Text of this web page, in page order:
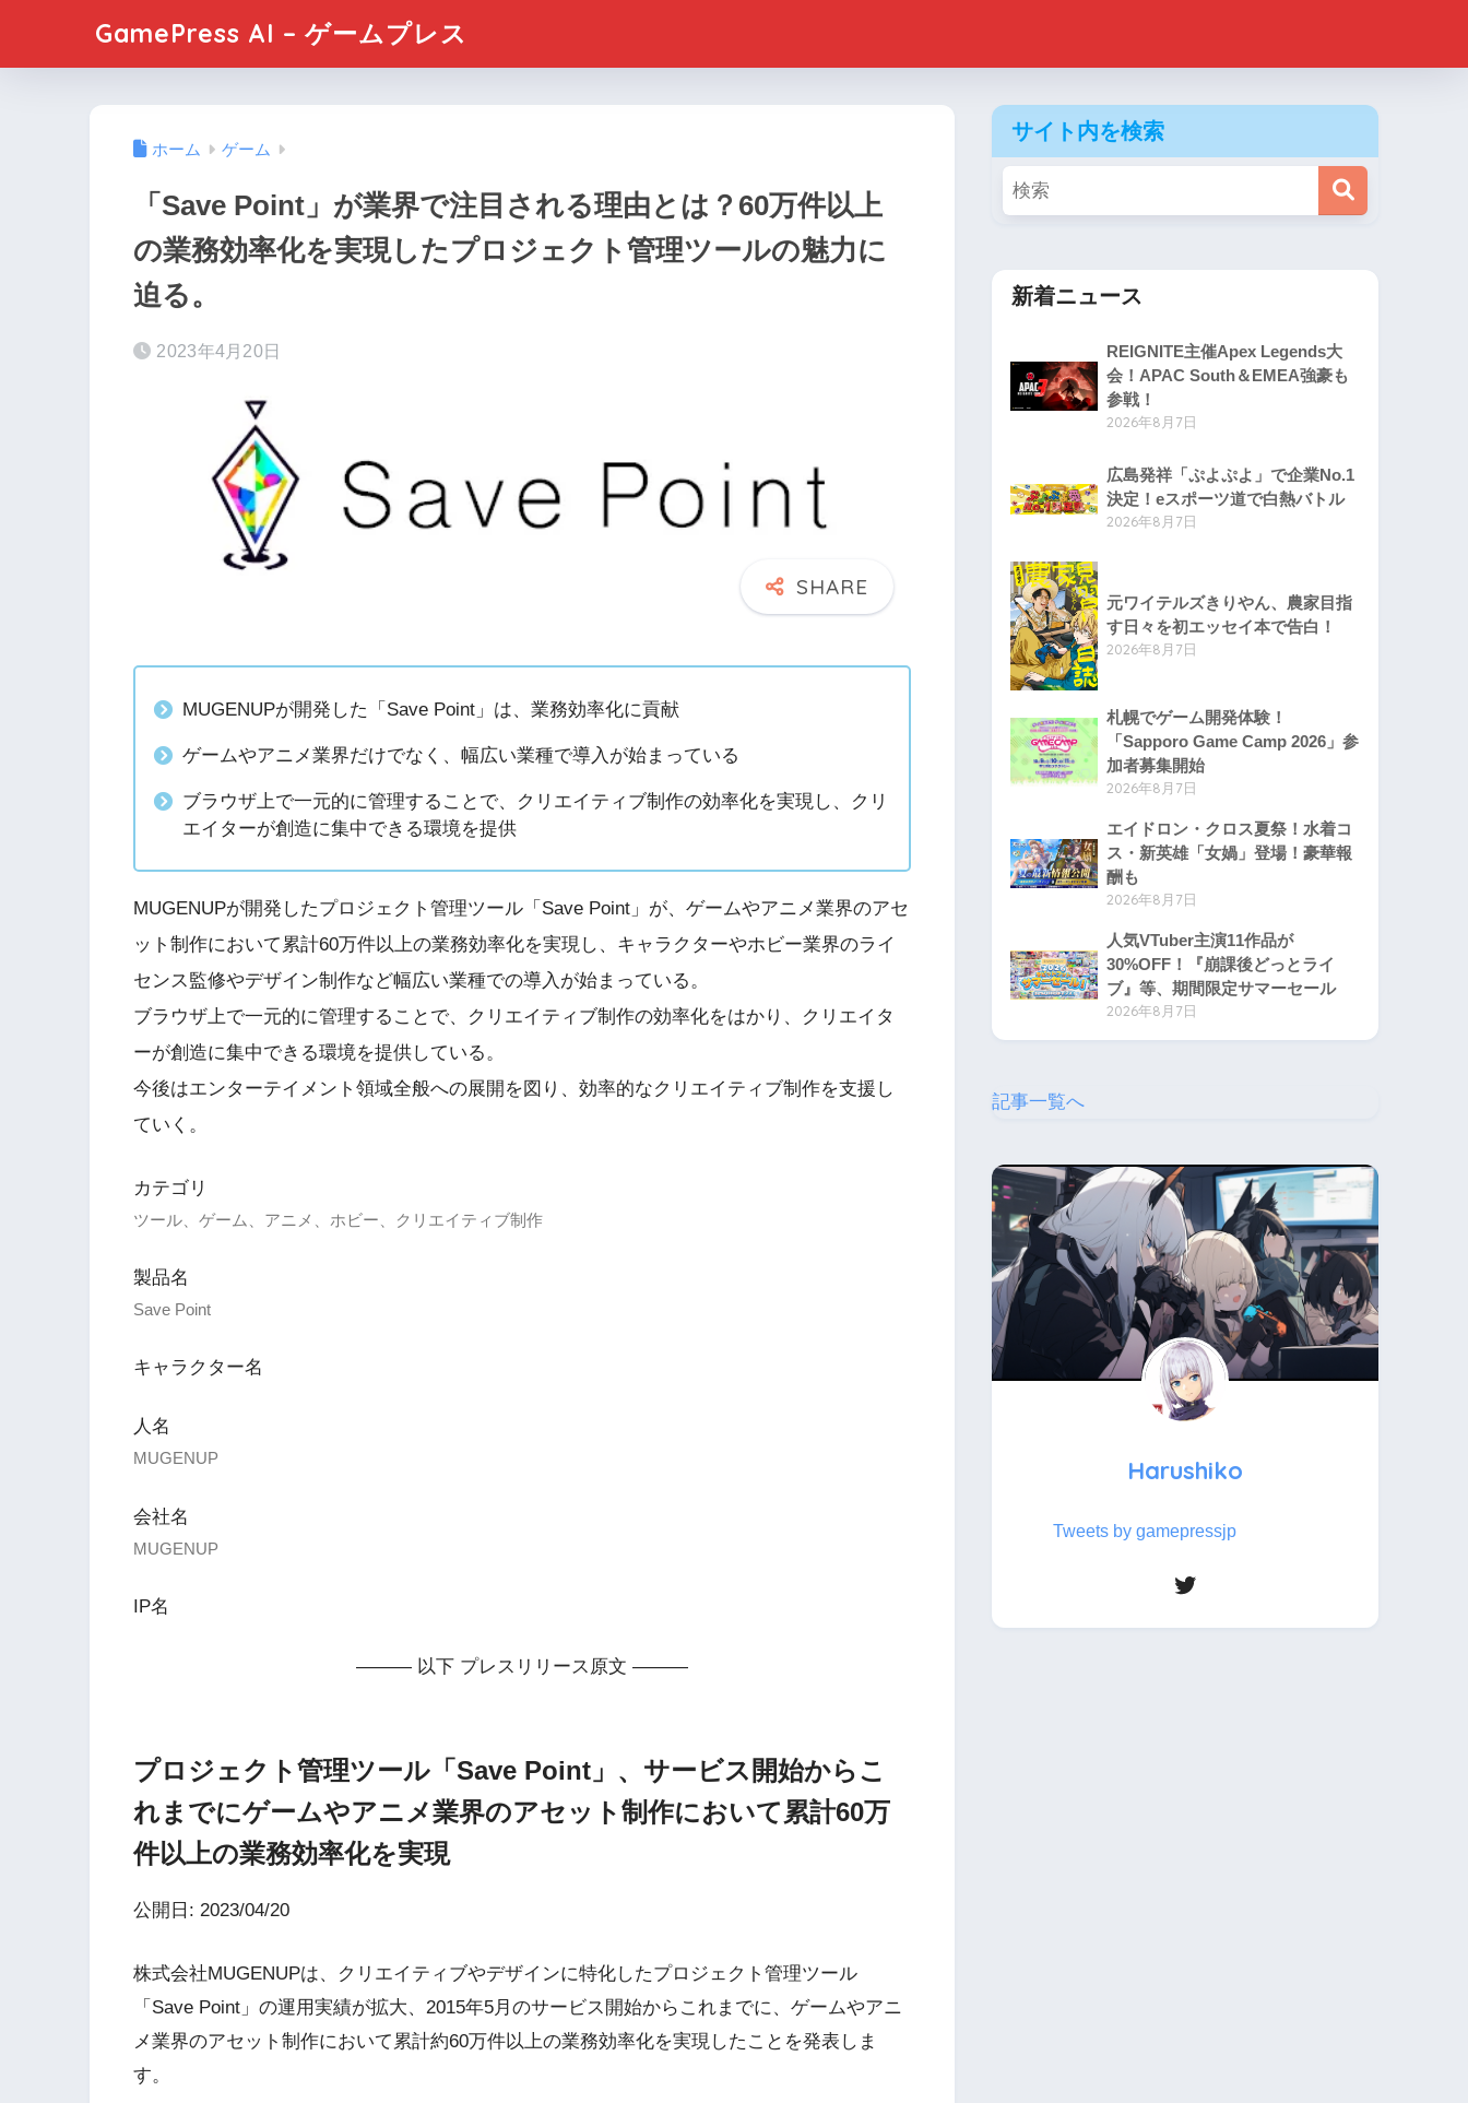
GamePress AI – ゲームプレス
ホーム ゲーム
「Save Point」が業界で注目される理由とは？60万件以上
の業務効率化を実現したプロジェクト管理ツールの魅力に
迫る。
2023年4月20日
MUGENUPが開発した「Save Point」は、業務効率化に貢献
ゲームやアニメ業界だけでなく、幅広い業種で導入が始まっている
ブラウザ上で一元的に管理することで、クリエイティブ制作の効率化を実現し、クリ
エイターが創造に集中できる環境を提供
MUGENUPが開発したプロジェクト管理ツール「Save Point」が、ゲームやアニメ業界のアセ
ット制作において累計60万件以上の業務効率化を実現し、キャラクターやホビー業界のライ
センス監修やデザイン制作など幅広い業種での導入が始まっている。
ブラウザ上で一元的に管理することで、クリエイティブ制作の効率化をはかり、クリエイタ
ーが創造に集中できる環境を提供している。
今後はエンターテイメント領域全般への展開を図り、効率的なクリエイティブ制作を支援し
ていく。
カテゴリ
ツール、ゲーム、アニメ、ホビー、クリエイティブ制作
製品名
Save Point
キャラクター名
人名
MUGENUP
会社名
MUGENUP
IP名
——— 以下 プレスリリース原文 ———
プロジェクト管理ツール「Save Point」、サービス開始からこ
れまでにゲームやアニメ業界のアセット制作において累計60万
件以上の業務効率化を実現
公開日: 2023/04/20
株式会社MUGENUPは、クリエイティブやデザインに特化したプロジェクト管理ツール
「Save Point」の運用実績が拡大、2015年5月のサービス開始からこれまでに、ゲームやアニ
メ業界のアセット制作において累計約60万件以上の業務効率化を実現したことを発表しま
す。
サイト内を検索
新着ニュース
REIGNITE主催Apex Legends大
会！APAC South＆EMEA強豪も
参戦！
2026年8月7日
広島発祥「ぷよぷよ」で企業No.1
決定！eスポーツ道で白熱バトル
2026年8月7日
元ワイテルズきりやん、農家目指
す日々を初エッセイ本で告白！
2026年8月7日
札幌でゲーム開発体験！
「Sapporo Game Camp 2026」参
加者募集開始
2026年8月7日
エイドロン・クロス夏祭！水着コ
ス・新英雄「女媧」登場！豪華報
酬も
2026年8月7日
人気VTuber主演11作品が
30%OFF！『崩課後どっとライ
ブ』等、期間限定サマーセール
2026年8月7日
記事一覧へ
Harushiko
Tweets by gamepressjp